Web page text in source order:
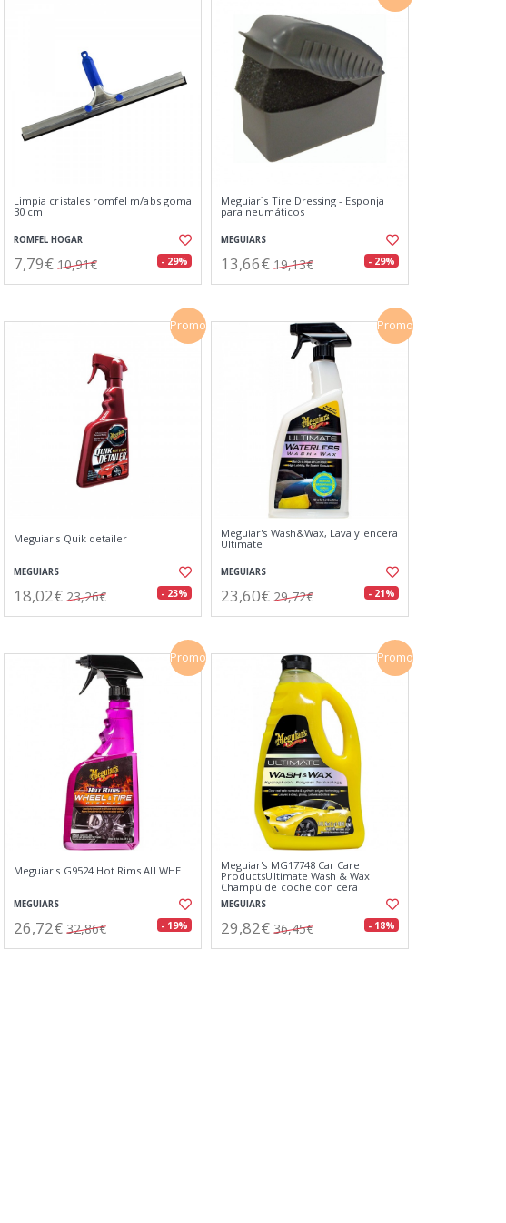
Limpia cristales romfel m/abs goma
30 cm
ROMFEL HOGAR
7,79€ 10,91€ - 29%
Meguiar´s Tire Dressing - Esponja
para neumáticos
MEGUIARS
13,66€ 19,13€ - 29%
Promo
Meguiar's Quik detailer
MEGUIARS
18,02€ 23,26€ - 23%
Promo
Meguiar's Wash&Wax, Lava y encera
Ultimate
MEGUIARS
23,60€ 29,72€ - 21%
Promo
Meguiar's G9524 Hot Rims All WHE
MEGUIARS
26,72€ 32,86€ - 19%
Promo
Meguiar's MG17748 Car Care
ProductsUltimate Wash & Wax
Champú de coche con cera
MEGUIARS
29,82€ 36,45€ - 18%